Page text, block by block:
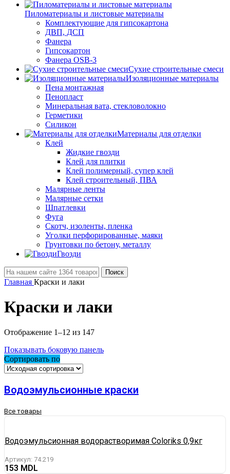
Пиломатериалы и листовые материалы
Комплектующие для гипсокартона
ДВП, ДСП
Фанера
Гипсокартон
Фанера OSB-3
Сухие строительные смеси
Изоляционные материалы
Пена монтажная
Пенопласт
Минеральная вата, стекловолокно
Герметики
Силикон
Материалы для отделки
Клей
Жидкие гвозди
Клей для плитки
Клей полимерный, супер клей
Клей строительный, ПВА
Малярные ленты
Малярные сетки
Шпатлевки
Фуга
Скотч, изоленты, пленка
Уголки перфорированные, маяки
Грунтовки по бетону, металлу
Гвозди
Поиск
Главная Краски и лаки
Краски и лаки
Отображение 1–12 из 147
Показывать боковую панель
Сортировать по
Водоэмульсионные краски
Все товары
Водоэмульсионная водорастворимая Coloriks 0,9кг
Артикул: 74.219
153